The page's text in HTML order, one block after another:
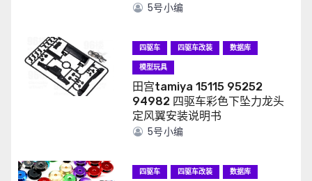
5号小编
四驱车 四驱车改装
数据库
模型玩具
田宫tamiya 15115 95252
94982 四驱车彩色下坠力龙头
定风翼安装说明书
5号小编
四驱车 四驱车改装
数据库